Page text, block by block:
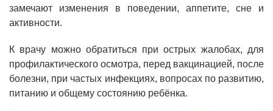
замечают изменения в поведении, аппетите, сне и
активности.
К врачу можно обратиться при острых жалобах, для
профилактического осмотра, перед вакцинацией, после
болезни, при частых инфекциях, вопросах по развитию,
питанию и общему состоянию ребёнка.